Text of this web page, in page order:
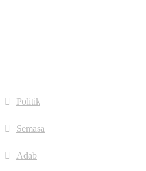
Politik
Semasa
Adab